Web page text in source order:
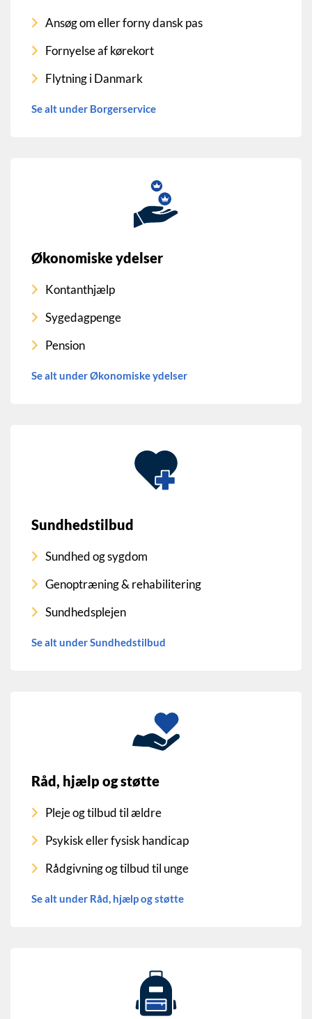
Ansøg om eller forny dansk pas
Fornyelse af kørekort
Flytning i Danmark
Se alt under Borgerservice
Økonomiske ydelser
Kontanthjælp
Sygedagpenge
Pension
Se alt under Økonomiske ydelser
Sundhedstilbud
Sundhed og sygdom
Genoptræning & rehabilitering
Sundhedsplejen
Se alt under Sundhedstilbud
Råd, hjælp og støtte
Pleje og tilbud til ældre
Psykisk eller fysisk handicap
Rådgivning og tilbud til unge
Se alt under Råd, hjælp og støtte